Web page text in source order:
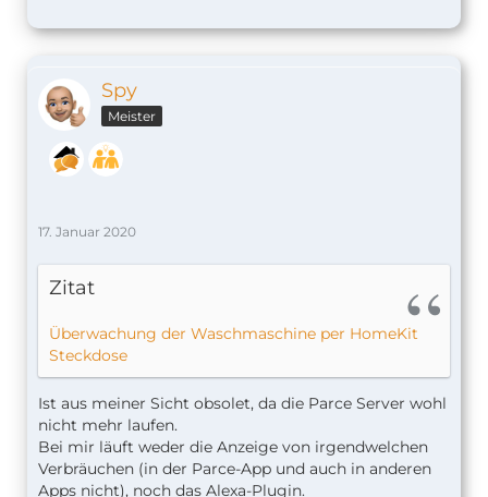
Spy
Meister
17. Januar 2020
Zitat
Überwachung der Waschmaschine per HomeKit
Steckdose
Ist aus meiner Sicht obsolet, da die Parce Server wohl
nicht mehr laufen.
Bei mir läuft weder die Anzeige von irgendwelchen
Verbräuchen (in der Parce-App und auch in anderen
Apps nicht), noch das Alexa-Plugin.